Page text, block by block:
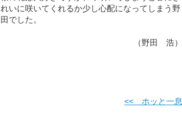
れいに咲いてくれるか少し心配になってしまう野
田でした。
（野田 浩）
<< ホッと一息